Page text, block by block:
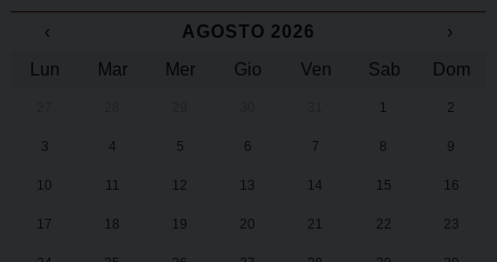
‹ AGOSTO 2026
›
Lun
Mar Mer Gio Ven Sab Dom
1 2
3 4 5 6 7 8 9
10 11 12 13 14 15 16
17 18 19 20 21 22 23